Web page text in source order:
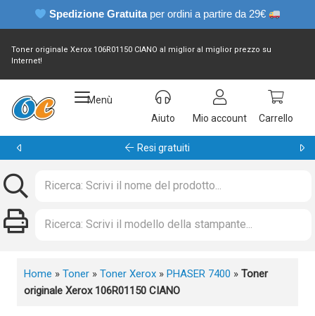
Spedizione Gratuita per ordini a partire da 29€
Toner originale Xerox 106R01150 CIANO al miglior al miglior prezzo su
Internet!
Menù
Aiuto
Mio account Carrello
Resi gratuiti
Home » Toner » Toner Xerox » PHASER 7400 » Toner
originale Xerox 106R01150 CIANO